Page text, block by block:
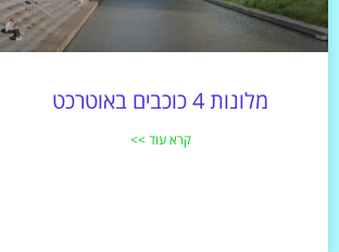
מלונות 4 כוכבים באוטרכט
קרא עוד >>